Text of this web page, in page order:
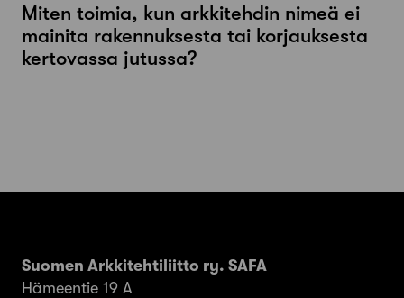
Miten toimia, kun arkkitehdin nimeä ei
mainita rakennuksesta tai korjauksesta
kertovassa jutussa?
Suomen Arkkitehtiliitto ry. SAFA
Hämeentie 19 A